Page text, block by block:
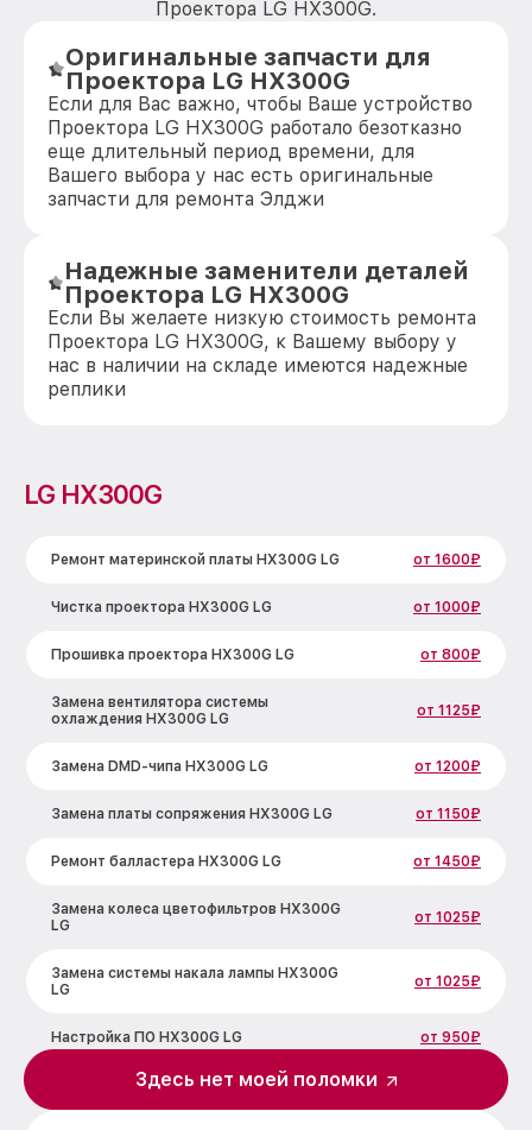
Проектора LG HX300G.
Оригинальные запчасти для
Проектора LG HX300G
Если для Вас важно, чтобы Ваше устройство
Проектора LG HX300G работало безотказно
еще длительный период времени, для
Вашего выбора у нас есть оригинальные
запчасти для ремонта Элджи
Надежные заменители деталей
Проектора LG HX300G
Если Вы желаете низкую стоимость ремонта
Проектора LG HX300G, к Вашему выбору у
нас в наличии на складе имеются надежные
реплики
LG HX300G
Ремонт материнской платы HX300G LG от 1600₽
Чистка проектора HX300G LG от 1000₽
Прошивка проектора HX300G LG от 800₽
Замена вентилятора системы
охлаждения HX300G LG
от 1125₽
Замена DMD-чипа HX300G LG от 1200₽
Замена платы сопряжения HX300G LG от 1150₽
Ремонт балластера HX300G LG от 1450₽
Замена колеса цветофильтров HX300G
LG
от 1025₽
Замена системы накала лампы HX300G
LG
от 1025₽
Настройка ПО HX300G LG от 950₽
Ремонт системной платы HX300G LG
Здесь нет моей поломки